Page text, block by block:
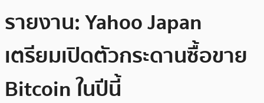
รายงาน: Yahoo Japan
เตรียมเปิดตัวกระดานซื้อขาย
Bitcoin ในปีนี้